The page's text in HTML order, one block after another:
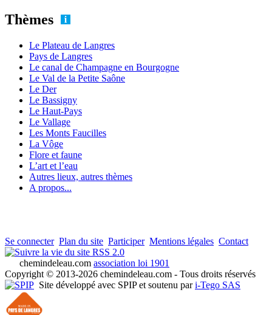
Thèmes
Le Plateau de Langres
Pays de Langres
Le canal de Champagne en Bourgogne
Le Val de la Petite Saône
Le Der
Le Bassigny
Le Haut-Pays
Le Vallage
Les Monts Faucilles
La Vôge
Flore et faune
L’art et l’eau
Autres lieux, autres thèmes
A propos...
Se connecter Plan du site Participer Mentions légales Contact
RSS 2.0
chemindeleau.com association loi 1901
Copyright © 2013-2026 chemindeleau.com - Tous droits réservés
Site développé avec SPIP et soutenu pari-Tego SAS